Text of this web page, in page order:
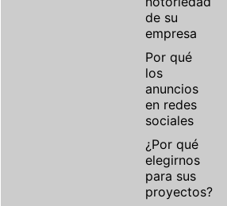
de su
empresa
Por qué
los
anuncios
en redes
sociales
¿Por qué
elegirnos
para sus
proyectos?